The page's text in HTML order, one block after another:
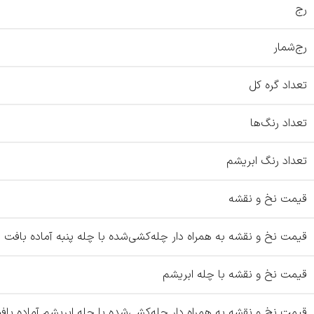
رج
رج‌شمار
تعداد گره کل
تعداد رنگ‌ها
تعداد رنگ ابریشم
قیمت نخ و نقشه
قیمت نخ و نقشه به همراه دار چله‌کشی‌شده با چله پنبه آماده بافت
قیمت نخ و نقشه با چله ابریشم